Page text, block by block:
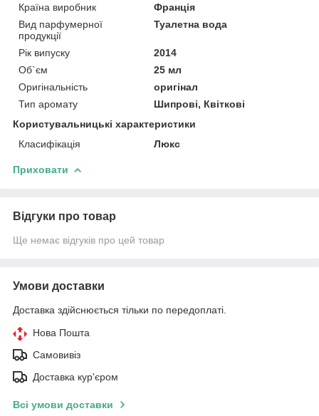
Країна виробник
Франція
Вид парфумерної
продукції
Туалетна вода
Рік випуску
2014
Об`єм
25 мл
Оригінальність
оригінал
Тип аромату
Шипрові, Квіткові
Користувальницькі характеристики
Класифікація
Люкс
Приховати
Відгуки про товар
Ще немає відгуків про цей товар
Умови доставки
Доставка здійснюється тільки по передоплаті.
Нова Пошта
Самовивіз
Доставка кур'єром
Всі умови доставки